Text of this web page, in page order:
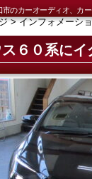
のカーオーディオ、カ
>インフォメーシ
６０系に